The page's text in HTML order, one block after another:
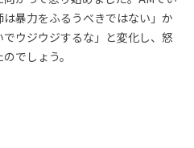
暴力をふるうべきではない」か
ウジウジするな」と変化し、怒
でしょう。